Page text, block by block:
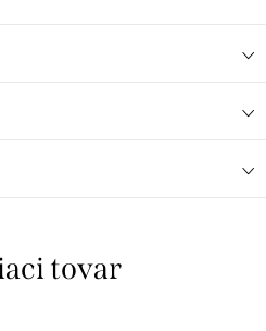
tovar